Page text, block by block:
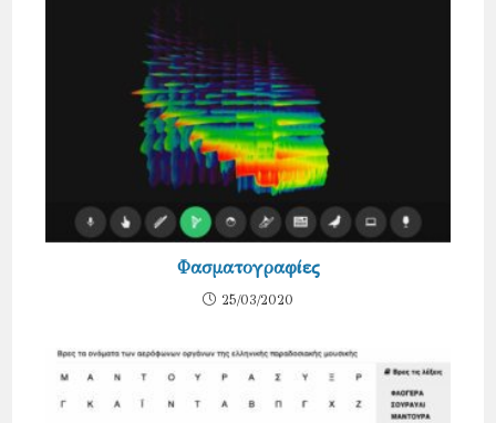
Φασματογραφίες
25/03/2020